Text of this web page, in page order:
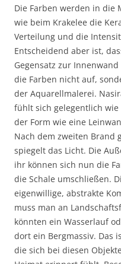
Die Farben werden in die
wie beim Krakelee die
Verteilung und die
Entscheidend aber ist,
Gegensatz zur
die Farben nicht auf,
der Aquarellmalerei.
fühlt sich gelegentlich
der Form wie eine
Nach dem zweiten Brand
spiegelt das Licht. Die
ihr können sich nun die
die Schale umschließen.
eigenwillige, abstrakte
muss man an
könnten ein Wasserlauf
dort ein Bergmassiv. Das
die sich bei diesen